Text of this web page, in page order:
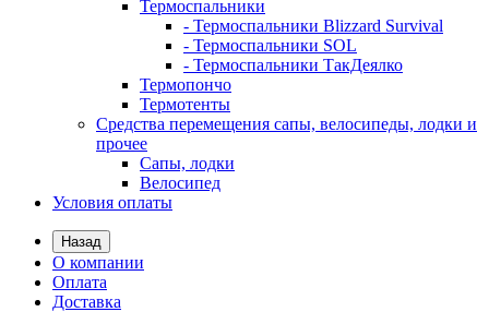
Термоспальники
- Термоспальники Blizzard Survival
- Термоспальники SOL
- Термоспальники ТакДеялко
Термопончо
Термотенты
Средства перемещения сапы, велосипеды, лодки и
прочее
Сапы, лодки
Велосипед
Условия оплаты
Назад
О компании
Оплата
Доставка